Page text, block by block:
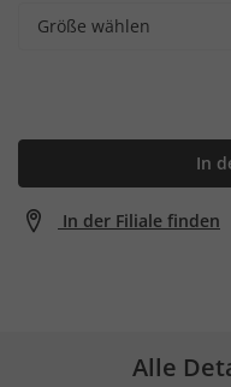
Größe wählen
In
In der Filiale finden
Alle